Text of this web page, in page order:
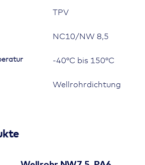
TPV
NC10/NW 8,5
-40°C bis 150°C
Wellrohrdichtung